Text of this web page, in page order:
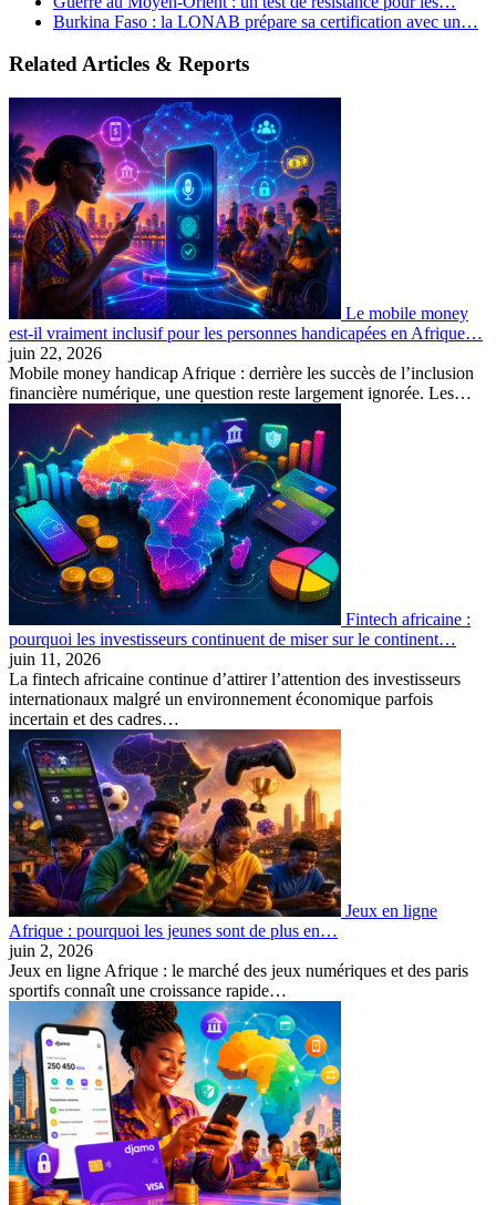
Burkina Faso : la LONAB prépare sa certification avec un…
Related Articles & Reports
Le mobile money
est-il vraiment inclusif pour les personnes handicapées en Afrique…
juin 22, 2026
Mobile money handicap Afrique : derrière les succès de l’inclusion
financière numérique, une question reste largement ignorée. Les…
Fintech africaine :
pourquoi les investisseurs continuent de miser sur le continent…
juin 11, 2026
La fintech africaine continue d’attirer l’attention des investisseurs
internationaux malgré un environnement économique parfois
incertain et des cadres…
Jeux en ligne
Afrique : pourquoi les jeunes sont de plus en…
juin 2, 2026
Jeux en ligne Afrique : le marché des jeux numériques et des paris
sportifs connaît une croissance rapide…